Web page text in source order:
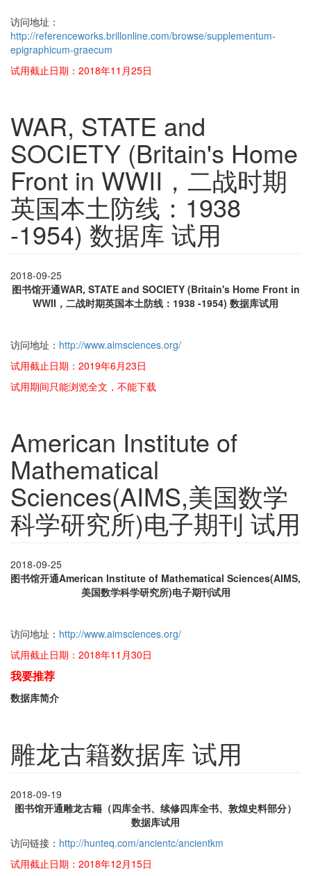
访问地址：
http://referenceworks.brillonline.com/browse/supplementum-
epigraphicum-graecum
试用截止日期：2018年11月25日
WAR, STATE and
SOCIETY (Britain's Home
Front in WWII，二战时期
英国本土防线：1938
-1954) 数据库 试用
2018-09-25
图书馆开通WAR, STATE and SOCIETY (Britain's Home Front in
WWII，二战时期英国本土防线：1938 -1954) 数据库试用
访问地址： http://www.aimsciences.org/
试用截止日期：2019年6月23日
试用期间只能浏览全文，不能下载
American Institute of
Mathematical
Sciences(AIMS,美国数学
科学研究所)电子期刊 试用
2018-09-25
图书馆开通American Institute of Mathematical Sciences(AIMS,
美国数学科学研究所)电子期刊试用
访问地址： http://www.aimsciences.org/
试用截止日期：2018年11月30日
我要推荐
数据库简介
雕龙古籍数据库 试用
2018-09-19
图书馆开通雕龙古籍（四库全书、续修四库全书、敦煌史料部分）
数据库试用
访问链接： http://hunteq.com/ancientc/ancientkm
试用截止日期：2018年12月15日